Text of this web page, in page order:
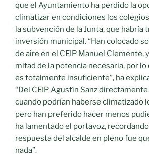
que el Ayuntamiento ha perdido la
climatizar en condiciones los
la subvención de la Junta, que habría
inversión municipal. “Han colocado
de aire en el CEIP Manuel Clemente,
mitad de la potencia necesaria, por lo
es totalmente insuficiente”, ha
“Del CEIP Agustín Sanz
cuando podrían haberse climatizado
pero han preferido hacer menos
ha lamentado el portavoz,
respuesta del alcalde en pleno fue
nada”.